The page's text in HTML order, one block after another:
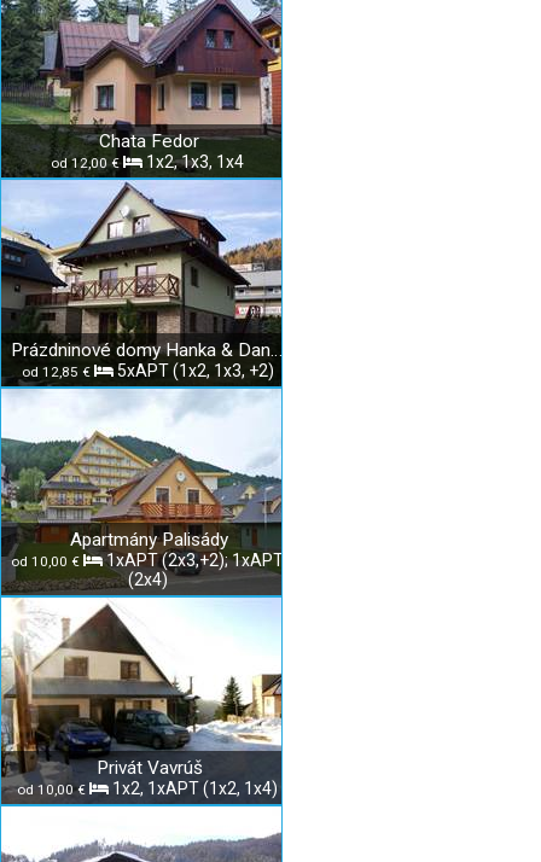
Chata Fedor
od 12,00 € 1x2, 1x3, 1x4
Prázdninové domy Hanka & Danka
od 12,85 € 5xAPT (1x2, 1x3, +2)
Apartmány Palisády
od 10,00 €
1xAPT (2x3,+2); 1xAPT
(2x4)
Privát Vavrúš
od 10,00 € 1x2, 1xAPT (1x2, 1x4)